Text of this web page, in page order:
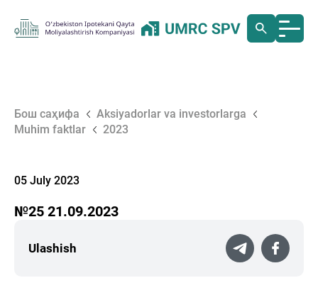
Бош саҳифа
Aksiyadorlar va investorlarga
Muhim faktlar
2023
05 July 2023
№25 21.09.2023
Ulashish